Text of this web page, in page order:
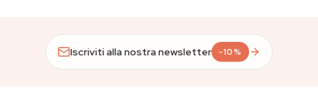
Iscriviti alla nostra newsletter -10%